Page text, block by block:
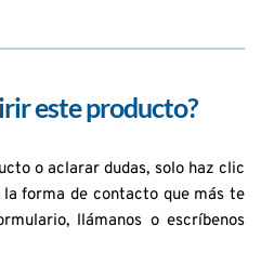
este producto?
o aclarar dudas, solo haz clic
forma de contacto que más te
llámanos o escríbenos